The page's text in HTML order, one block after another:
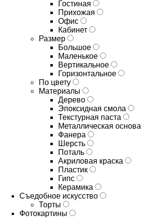
Гостиная
Прихожая
Офис
Кабинет
Размер
Большое
Маленькое
Вертикальное
Горизонтальное
По цвету
Материалы
Дерево
Эпоксидная смола
Текстурная паста
Металлическая основа
Фанера
Шерсть
Поталь
Акриловая краска
Пластик
Гипс
Керамика
Съедобное искусство
Торты
Фотокартины